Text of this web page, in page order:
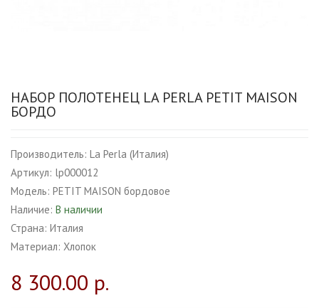
НАБОР ПОЛОТЕНЕЦ LA PERLA PETIT MAISON
БОРДО
Производитель: La Perla (Италия)
Артикул: lp000012
Модель: PETIT MAISON бордовое
Наличие: В наличии
Страна: Италия
Материал: Хлопок
8 300.00 р.